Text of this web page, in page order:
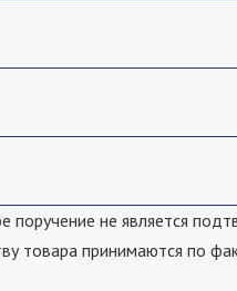
не является
товара принимаются по